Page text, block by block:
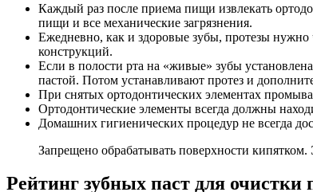
Каждый раз после приема пищи извлекать
пищи и все механические загрязнения.
Ежедневно, как и здоровые зубы, протезы нужно
конструкций.
Если в полости рта на «живые» зубы
пастой. Потом устанавливают протез и
При снятых ортодонтических элементах
Ортодонтические элементы всегда должны
Домашних гигиенических процедур не всегда
Запрещено обрабатывать поверхности
Рейтинг зубных паст для очистки